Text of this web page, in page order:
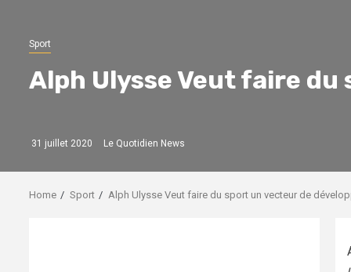
Sport
Alph Ulysse Veut faire
31 juillet 2020 Le Quotidien News
Home Sport Alph Ulysse Veut faire du sport un vecteur de